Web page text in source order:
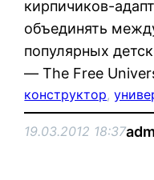
кирпичиков-
объединять
популярных
— The Free
конструктор,
19.03.2012 18:37